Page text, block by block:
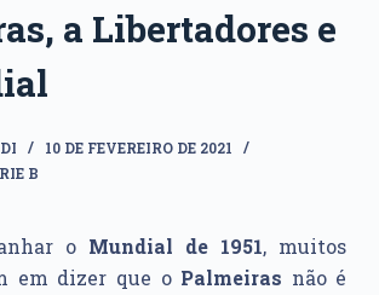
a Libertadores e
10 DE FEVEREIRO DE 2021
B
o Mundial de 1951, muitos
em dizer que oPalmeiras não é